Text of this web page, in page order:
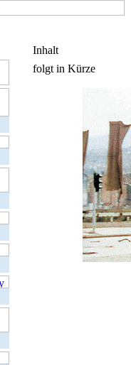
Inhalt
folgt in Kürze